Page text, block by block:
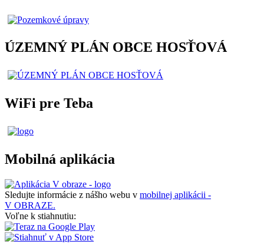
ÚZEMNÝ PLÁN OBCE HOSŤOVÁ
WiFi pre Teba
Mobilná aplikácia
Sledujte informácie z nášho webu v mobilnej aplikácii -
V OBRAZE.
Voľne k stiahnutiu: